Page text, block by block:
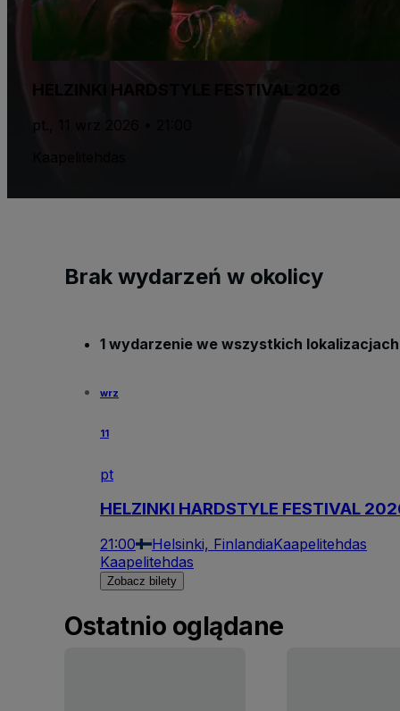
HELZINKI HARDSTYLE FESTIVAL 2026
pt., 11 wrz 2026 • 21:00
Brak wydarzeń w okolicy
1 wydarzenie we wszystkich lokalizacjach
wrz
11
pt
HELZINKI HARDSTYLE FESTIVAL
21:00 Helsinki, FinlandiaKaapelitehdas
Kaapelitehdas
Zobacz bilety
Ostatnio oglądane